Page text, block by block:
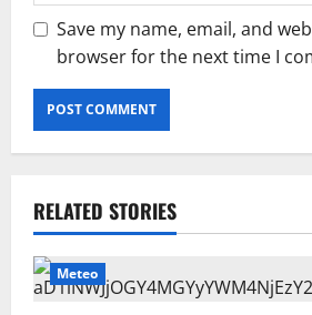
Save my name, email, and
browser for the next time I
RELATED STORIES
Meteo